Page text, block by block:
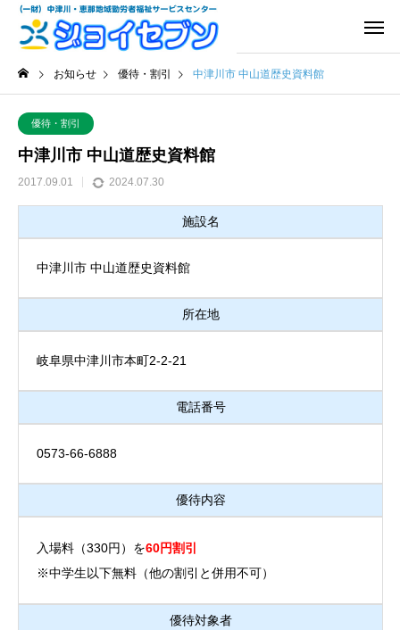
お知らせ 優待・割引 中津川市 中山道歴史資料館
優待・割引
中津川市 中山道歴史資料館
2017.09.01 2024.07.30
施設名
中津川市 中山道歴史資料館
所在地
岐阜県中津川市本町2-2-21
電話番号
0573-66-6888
優待内容
入場料（330円）を60円割引
※中学生以下無料（他の割引と併用不可）
優待対象者